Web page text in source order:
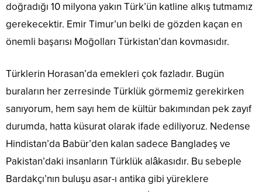
doğradığı 10 milyona yakın Türk’ün katline alkış tutmamız
gerekecektir. Emir Timur’un belki de gözden kaçan en
önemli başarısı Moğolları Türkistan’dan kovmasıdır.
Türklerin Horasan’da emekleri çok fazladır. Bugün
buraların her zerresinde Türklük görmemiz gerekirken
sanıyorum, hem sayı hem de kültür bakımından pek zayıf
durumda, hatta küsurat olarak ifade ediliyoruz. Nedense
Hindistan’da Babür’den kalan sadece Bangladeş ve
Pakistan’daki insanların Türklük alâkasıdır. Bu sebeple
Bardakçı’nın buluşu asar-ı antika gibi yüreklere